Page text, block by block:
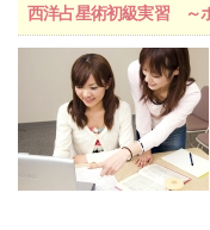
西洋占星術初級実習 ～